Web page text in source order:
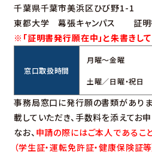
千葉県千葉市美浜区ひび野1-1
東都大学 幕張キャンパス 証明
※「証明書発行願在中」と朱書きして
窓口取扱時間
月曜～金曜 9
土曜／日曜・祝
事務局窓口に発行願の書類があり
載していただき、手数料を添えてお申
なお、 申請の際にはご本人であるこ
（学生証・運転免許証・健康保険証等